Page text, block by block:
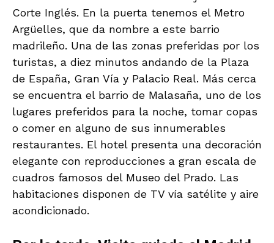
Corte Inglés. En la puerta tenemos el Metro
Argüelles, que da nombre a este barrio
madrileño. Una de las zonas preferidas por los
turistas, a diez minutos andando de la Plaza
de España, Gran Vía y Palacio Real. Más cerca
se encuentra el barrio de Malasaña, uno de los
lugares preferidos para la noche, tomar copas
o comer en alguno de sus innumerables
restaurantes. El hotel presenta una decoración
elegante con reproducciones a gran escala de
cuadros famosos del Museo del Prado. Las
habitaciones disponen de TV vía satélite y aire
acondicionado.